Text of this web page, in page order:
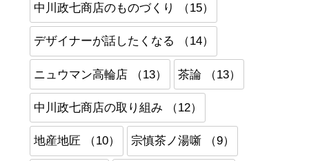
中川政七商店のものづくり （15）
デザイナーが話したくなる （14）
ニュウマン高輪店 （13） 茶論 （13）
中川政七商店の取り組み （12）
地産地匠 （10） 宗慎茶ノ湯噺 （9）